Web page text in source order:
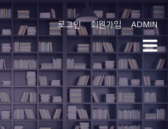
로그인 회원가입 ADMIN